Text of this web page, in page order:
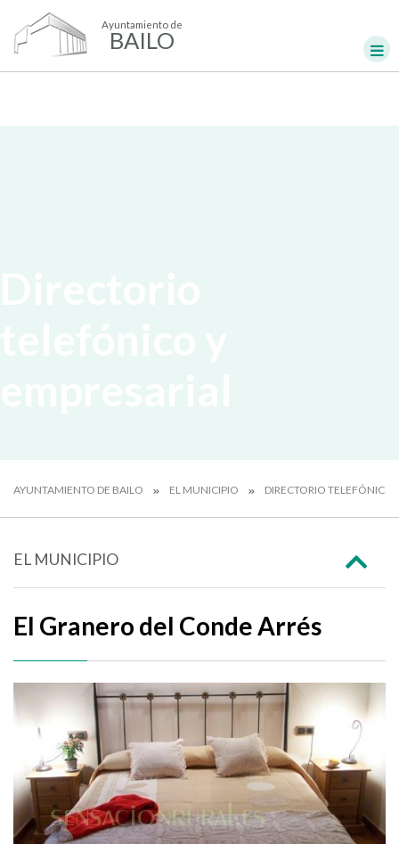
Ayuntamiento de
BAILO
AYUNTAMIENTO DE BAILO EL MUNICIPIO DIRECTORIO TELEFÓNICO
EL MUNICIPIO
El Granero del Conde Arrés